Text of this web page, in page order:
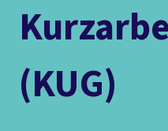
(KUG)